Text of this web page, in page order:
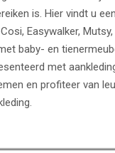
is. Hier vindt u
Easywalker, Mutsy,
baby- en
met
en profiteer van